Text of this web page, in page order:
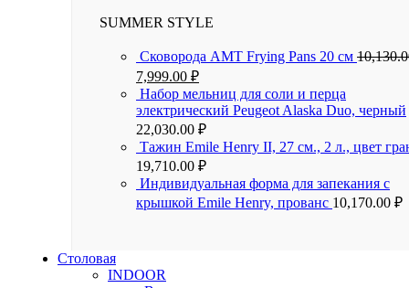
SUMMER STYLE
Сковорода AMT Frying Pans 20 см
7,999.00 ₽
Набор мельниц для соли и перца
электрический Peugeot Alaska Duo, черный
22,030.00 ₽
Тажин Emile Henry II, 27 см., 2 л., цвет
19,710.00 ₽
Индивидуальная форма для запекания с
крышкой Emile Henry, прованс 10,170.00 ₽
Столовая
INDOOR